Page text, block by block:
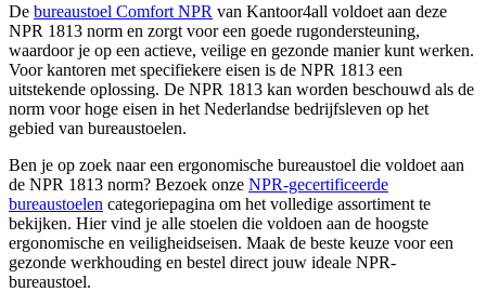
De bureaustoel Comfort NPR van Kantoor4all voldoet aan deze
NPR 1813 norm en zorgt voor een goede rugondersteuning,
waardoor je op een actieve, veilige en gezonde manier kunt werken.
Voor kantoren met specifiekere eisen is de NPR 1813 een
uitstekende oplossing. De NPR 1813 kan worden beschouwd als de
norm voor hoge eisen in het Nederlandse bedrijfsleven op het
gebied van bureaustoelen.
Ben je op zoek naar een ergonomische bureaustoel die voldoet aan
de NPR 1813 norm? Bezoek onze NPR-gecertificeerde
bureaustoelen categoriepagina om het volledige assortiment te
bekijken. Hier vind je alle stoelen die voldoen aan de hoogste
ergonomische en veiligheidseisen. Maak de beste keuze voor een
gezonde werkhouding en bestel direct jouw ideale NPR-
bureaustoel.